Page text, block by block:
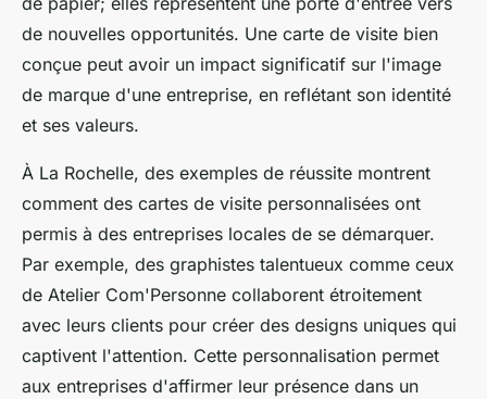
de nouvelles opportunités. Une carte de visite bien
conçue peut avoir un impact significatif sur l'image
de marque d'une entreprise, en reflétant son identité
et ses valeurs.
À La Rochelle, des exemples de réussite montrent
comment des cartes de visite personnalisées ont
permis à des entreprises locales de se démarquer.
Par exemple, des graphistes talentueux comme ceux
de Atelier Com'Personne collaborent étroitement
avec leurs clients pour créer des designs uniques qui
captivent l'attention. Cette personnalisation permet
aux entreprises d'affirmer leur présence dans un